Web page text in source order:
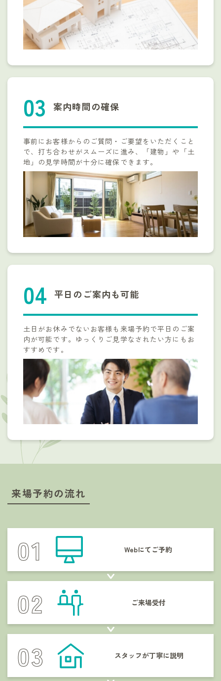
案内時間の確保
事前にお客様からのご質問・ご要望をいただくこと
で、打ち合わせがスムーズに進み、「建物」や「土
地」の見学時間が十分に確保できます。
平日のご案内も可能
土日がお休みでないお客様も来場予約で平日のご案
内が可能です。ゆっくりご見学なされたい方にもお
すすめです。
来場予約の流れ
Webにてご予約
ご来場受付
スタッフが丁寧に説明